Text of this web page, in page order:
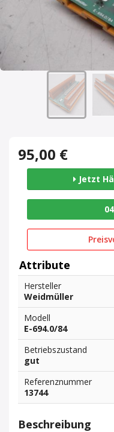
95,00 €
Jetzt
Attribute
Hersteller
Weidmüller
Modell
E-694.0/84
Betriebszustand
gut
Referenznummer
13744
Beschreibung